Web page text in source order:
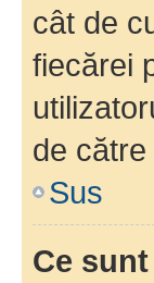
cât de
fiecărei
de
Sus
Ce